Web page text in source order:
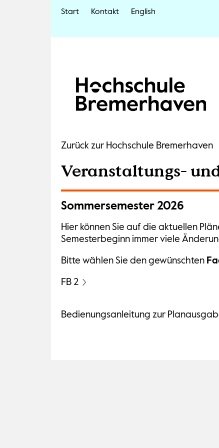
Start Kontakt English
Zurück zur Hochschule Bremerhaven
Veranstaltungs-
Sommersemester 2026
Hier können Sie auf die aktuellen
Semesterbeginn immer viele
Bitte wählen Sie den gewünschten
FB 2
Bedienungsanleitung zur